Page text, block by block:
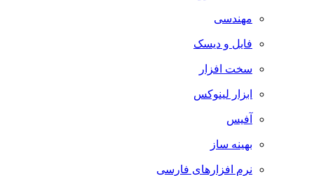
مهندسی
فایل و دیسک
سخت افزار
ابزار لینوکس
آفیس
بهینه ساز
نرم افزارهای فارسی